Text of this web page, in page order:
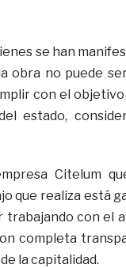
se han
obra no puede
con el
estado,
Citelum
que realiza está
trabajando con el
completa
la capitalidad.